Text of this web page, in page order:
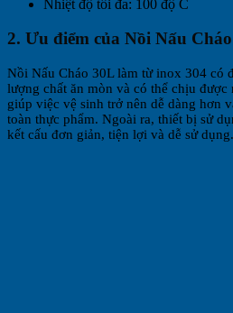
Nhiệt độ tối đa: 100 độ C
2. Ưu điểm của Nồi Nấu
Nồi Nấu Cháo 30L làm từ inox 304 có
lượng chất ăn mòn và có thể chịu được
giúp việc vệ sinh trở nên dễ dàng hơn
toàn thực phẩm. Ngoài ra, thiết bị sử
kết cấu đơn giản, tiện lợi và dễ sử dụng.